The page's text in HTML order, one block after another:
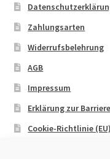
Zahlungsarten
Widerrufsbelehrung
AGB
Impressum
Erklärung zur
Cookie-Richtlinie (EU)